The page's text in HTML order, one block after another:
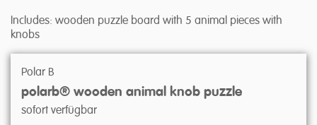
Includes: wooden puzzle board with 5 animal pieces with
knobs
Polar B
polarb® wooden animal knob puzzle
sofort verfügbar